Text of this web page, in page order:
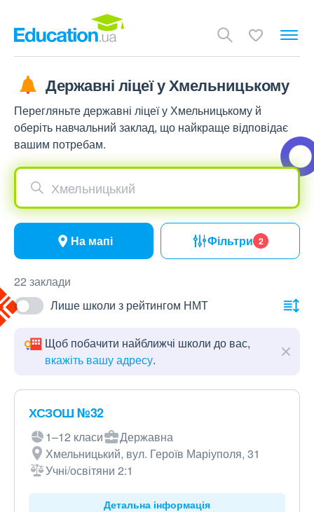
Державні ліцеї у Хмельницькому
Перегляньте державні ліцеї у Хмельницькому й
оберіть навчальний заклад, що найкраще відповідає
вашим потребам.
Хмельницький
На мапі Фільтри 2
22 заклади
Лише школи з рейтингом НМТ
Щоб побачити найближчі школи до вас,
вкажіть вашу адресу.
ХСЗОШ №32
1–12 класи
Державна
Хмельницький, вул. Героїв Маріуполя, 31
Учні/освітяни 2:1
Детальна інформація